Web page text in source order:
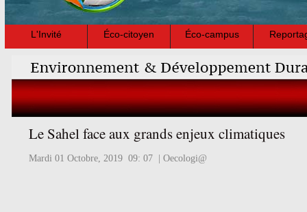
L'Invité Éco-citoyen Éco-campus
Le Sahel face aux grands enjeux climatiques
Mardi 01 Octobre, 2019 09: 07 | Oecologi@